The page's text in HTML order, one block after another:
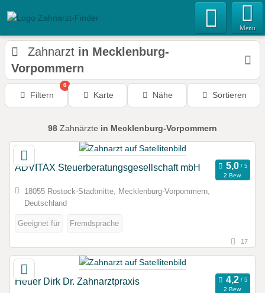
Menu
Zahnarzt in Mecklenburg-
Vorpommern
Filtern
0
Karte Nähe Sortieren
98 Zahnärzte in Mecklenburg-Vorpommern
ADVITAX Steuerberatungsgesellschaft mbH
2 Bew.
18055 Rostock-Stadtmitte, Mecklenburg-Vorpommern,
Deutschland
Geeignet für Fremdsprache
17
Heuer Dirk Dr. Zahnarztpraxis
2 Bew.